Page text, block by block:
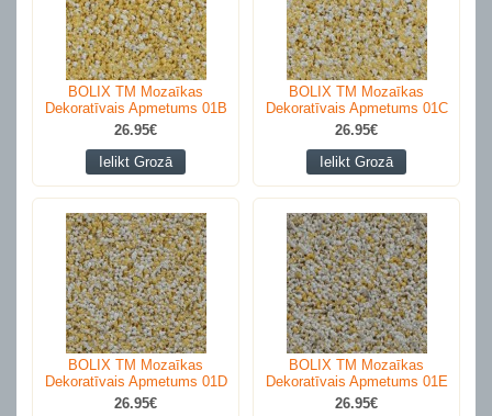
BOLIX TM Mozaīkas
Dekoratīvais Apmetums 01B
26.95€
Ielikt Grozā
BOLIX TM Mozaīkas
Dekoratīvais Apmetums 01C
26.95€
Ielikt Grozā
BOLIX TM Mozaīkas
Dekoratīvais Apmetums 01D
26.95€
BOLIX TM Mozaīkas
Dekoratīvais Apmetums 01E
26.95€